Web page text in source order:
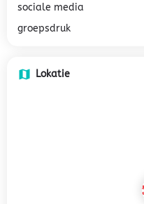
sociale media
groepsdruk
Lokatie